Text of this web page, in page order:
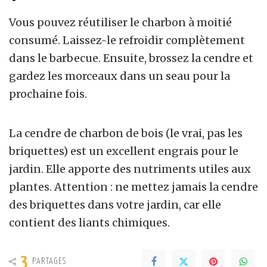
Vous pouvez réutiliser le charbon à moitié
consumé. Laissez-le refroidir complètement
dans le barbecue. Ensuite, brossez la cendre et
gardez les morceaux dans un seau pour la
prochaine fois.
La cendre de charbon de bois (le vrai, pas les
briquettes) est un excellent engrais pour le
jardin. Elle apporte des nutriments utiles aux
plantes. Attention : ne mettez jamais la cendre
des briquettes dans votre jardin, car elle
contient des liants chimiques.
3 PARTAGES